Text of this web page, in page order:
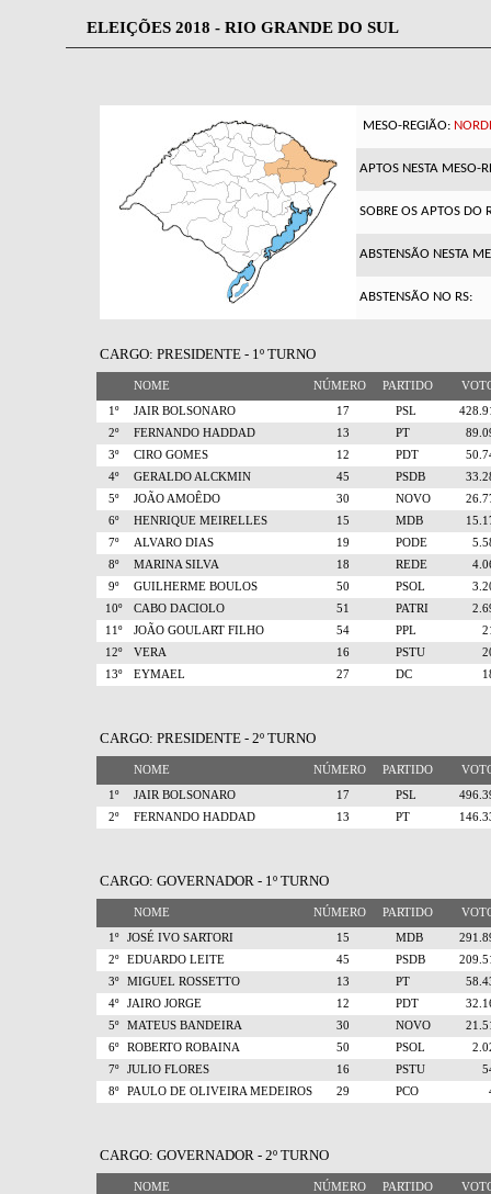
ELEIÇÕES 2018 - RIO GRANDE DO SUL
MESO-REGIÃO:
APTOS NESTA MESO-
SOBRE OS APTOS DO
ABSTENSÃO NESTA
ABSTENSÃO NO RS:
CARGO: PRESIDENTE - 1º TURNO
NOME NÚMERO PARTIDO
1º JAIR BOLSONARO 17 PSL
2º
FERNANDO HADDAD 13 PT
3º
CIRO GOMES 12 PDT
4º
GERALDO ALCKMIN 45 PSDB
5º
JOÃO AMOÊDO 30 NOVO
6º
HENRIQUE MEIRELLES 15 MDB
7º
ALVARO DIAS 19 PODE
8º
MARINA SILVA 18 REDE
9º
GUILHERME BOULOS 50 PSOL
10º
CABO DACIOLO 51 PATRI
11º
JOÃO GOULART FILHO 54 PPL
12º
VERA 16 PSTU
13º
EYMAEL 27 DC
CARGO: PRESIDENTE - 2º TURNO
NOME NÚMERO PARTIDO
1º JAIR BOLSONARO 17 PSL
2º
FERNANDO HADDAD 13 PT
CARGO: GOVERNADOR - 1º TURNO
NOME NÚMERO PARTIDO
1º JOSÉ IVO SARTORI 15 MDB
2º
EDUARDO LEITE 45 PSDB
3º
MIGUEL ROSSETTO 13 PT
4º
JAIRO JORGE 12 PDT
5º
MATEUS BANDEIRA 30 NOVO
6º
ROBERTO ROBAINA 50 PSOL
7º
JULIO FLORES 16 PSTU
8º
PAULO DE OLIVEIRA MEDEIROS 29 PCO
CARGO: GOVERNADOR - 2º TURNO
NOME NÚMERO PARTIDO